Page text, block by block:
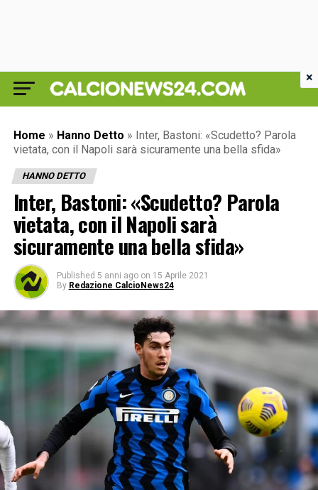
Home » Hanno Detto » Inter, Bastoni: «Scudetto? Parola
vietata, con il Napoli sarà sicuramente una bella sfida»
HANNO DETTO
Inter, Bastoni: «Scudetto? Parola
vietata, con il Napoli sarà
sicuramente una bella sfida»
Published 5 anni ago on 15 Aprile 2021
By Redazione CalcioNews24
×